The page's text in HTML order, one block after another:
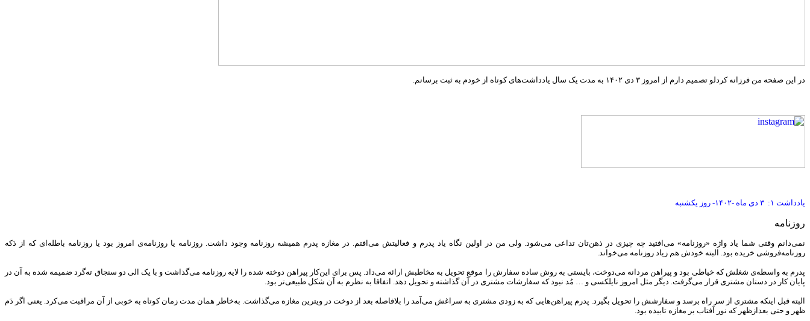
در این صفحه من فرزانه کردلو تصمیم دارم از امروز ۳ دی ۱۴۰۲ به مدت یک سال یادداشت‌های کوتاه از خودم به ثبت برسانم.
یادداشت ۱: ۳ دی ماه -۱۴۰۲- روز یکشنبه
روزنامه
نمی‌دانم وقتی شما یاد واژه «روزنامه» می‌افتید چه چیزی در ذهن‌تان تداعی می‌شود. ولی من در اولین نگاه یاد پدرم و فعالیتش می‌افتم. در مغازه پدرم همیشه روزنامه وجود داشت. روزنامه یا روزنامه‌ی امروز بود یا روزنامه باطله‌ای که از دَکه
روزنامه‌فروشی خریده بود. البته خودش هم زیاد روزنامه می‌خواند.
پدرم به واسطه‌ی شغلش که خیاطی بود و پیراهن مردانه می‌دوخت، بایستی به روش ساده سفارش را موقع تحویل به مخاطبش ارائه می‌داد. پس برای این‌کار پیراهن دوخته شده را لایه روزنامه‌ می‌گذاشت و با یک الی دو سنجاق ته‌گرد ضمیمه شده به آن در
پایان کار در دستان مشتری قرار می‌گرفت. دیگر مثل امروز نایلکسی و … مُد نبود که سفارشات مشتری در آن گذاشته و تحویل دهد. اتفاقا به نظرم به آن شکل طبیعی‌تر بود.
البته قبل اینکه مشتری از سر راه برسد و سفارشش را تحویل بگیرد. پدرم پیراهن‌هایی که به زودی مشتری به سراغش می‌آمد را بلافاصله بعد از دوخت در ویترین مغازه می‌گذاشت. به‌خاطر همان مدت زمان کوتاه به خوبی از آن مراقبت می‌کرد. یعنی اگر دَم
ظهر و حتی بعدازظهر که نور آفتاب بر مغازه تابیده بود.